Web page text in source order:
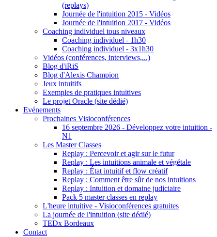
(replays)
Journée de l'intuition 2015 - Vidéos
Journée de l'intuition 2017 - Vidéos
Coaching individuel tous niveaux
Coaching individuel - 1h30
Coaching individuel - 3x1h30
Vidéos (conférences, interviews,...)
Blog d'iRiS
Blog d'Alexis Champion
Jeux intuitifs
Exemples de pratiques intuitives
Le projet Oracle (site dédié)
Evénements
Prochaines Visioconférences
16 septembre 2026 - Développez votre intuition -
N1
Les Master Classes
Replay : Percevoir et agir sur le futur
Replay : Les intuitions animale et végétale
Replay : État intuitif et flow créatif
Replay : Comment être sûr de nos intuitions
Replay : Intuition et domaine judiciaire
Pack 5 master classes en replay
L'heure intuitive - Visioconférences gratuites
La journée de l'intuition (site dédié)
TEDx Bordeaux
Contact